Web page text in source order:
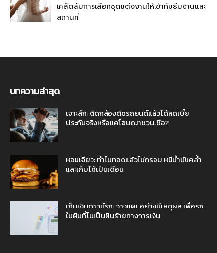
เคล็ดลับการเลือกชุดแต่งงานให้เข้ากับธีมงานและ
สถานที่
บทความล่าสุด
เจาะลึก: ติดกล้องติดรถยนต์แล้วได้ลดเบี้ย
ประกันจริงหรือแค่โฆษณาชวนเชื่อ?
หอมเจียว: ทำไมทอดแล้วไม่กรอบ หนีน้ำมันคล้ำ
และเก็บได้เป็นเดือน
เก็บเงินดาวน์รถ: วางแผนอย่างมีเหตุผล เพื่อรถ
ในฝันที่ไม่เป็นฝันร้ายทางการเงิน